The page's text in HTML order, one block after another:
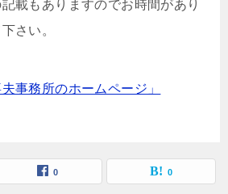
載もありますのでお時間があり
さい。
事務所のホームページ」
0 0